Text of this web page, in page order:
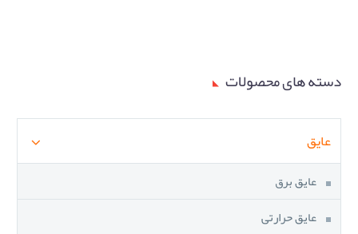
دسته های محصولات
عایق
عایق برق
عایق حرارتی